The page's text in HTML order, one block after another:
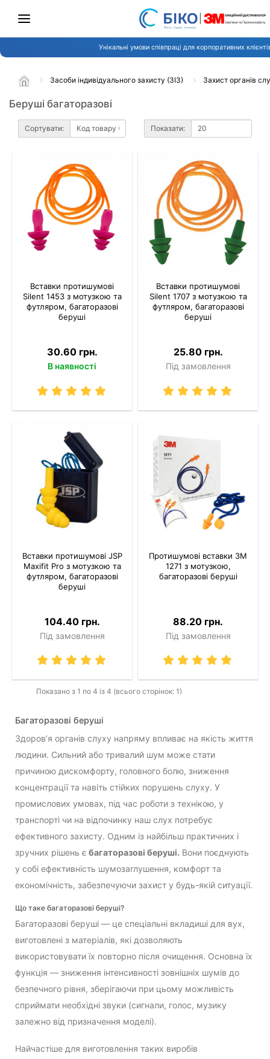
Унікальні умови співпраці для корпоративних
Засоби індивідуального захисту (ЗІЗ) Захист органів
Беруші багаторазові
Сортувати: Показати:
Вставки протишумові
Silent 1453 з мотузкою та
футляром, багаторазові
беруші
30.60 грн.
В наявності
Вставки протишумові
Silent 1707 з мотузкою та
футляром, багаторазові
беруші
25.80 грн.
Під замовлення
Вставки протишумові JSP
Maxifit Pro з мотузкою та
футляром, багаторазові
беруші
104.40 грн.
Під замовлення
Протишумові вставки 3M
1271 з мотузкою,
багаторазові беруші
88.20 грн.
Під замовлення
Показано з 1 по 4 із 4 (всього сторінок: 1)
Багаторазові беруші
Здоров’я органів слуху напряму впливає на якість життя
людини. Сильний або тривалий шум може стати
причиною дискомфорту, головного болю, зниження
концентрації та навіть стійких порушень слуху. У
промислових умовах, під час роботи з технікою, у
транспорті чи на відпочинку наш слух потребує
ефективного захисту. Одним із найбільш практичних і
зручних рішень є багаторазові беруші. Вони поєднують
у собі ефективність шумозаглушення, комфорт та
економічність, забезпечуючи захист у будь-якій ситуації.
Що таке багаторазові беруші?
Багаторазові беруші — це спеціальні вкладиші для вух,
виготовлені з матеріалів, які дозволяють
використовувати їх повторно після очищення. Основна їх
функція — зниження інтенсивності зовнішніх шумів до
безпечного рівня, зберігаючи при цьому можливість
сприймати необхідні звуки (сигнали, голос, музику
залежно від призначення моделі).
Найчастіше для виготовлення таких виробів